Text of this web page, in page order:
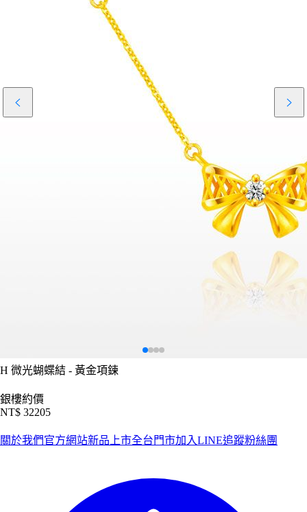
H 微光蝴蝶結 - 黃金項鍊
銀樓約價
NT$ 32205
關於我們官方網站新品上市全台門市加入LINE追蹤粉絲團